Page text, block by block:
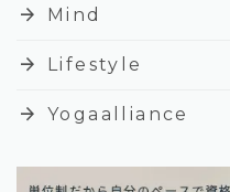
arrow_forward
Mind
arrow_forward Lifestyle
arrow_forward Yogaalliance